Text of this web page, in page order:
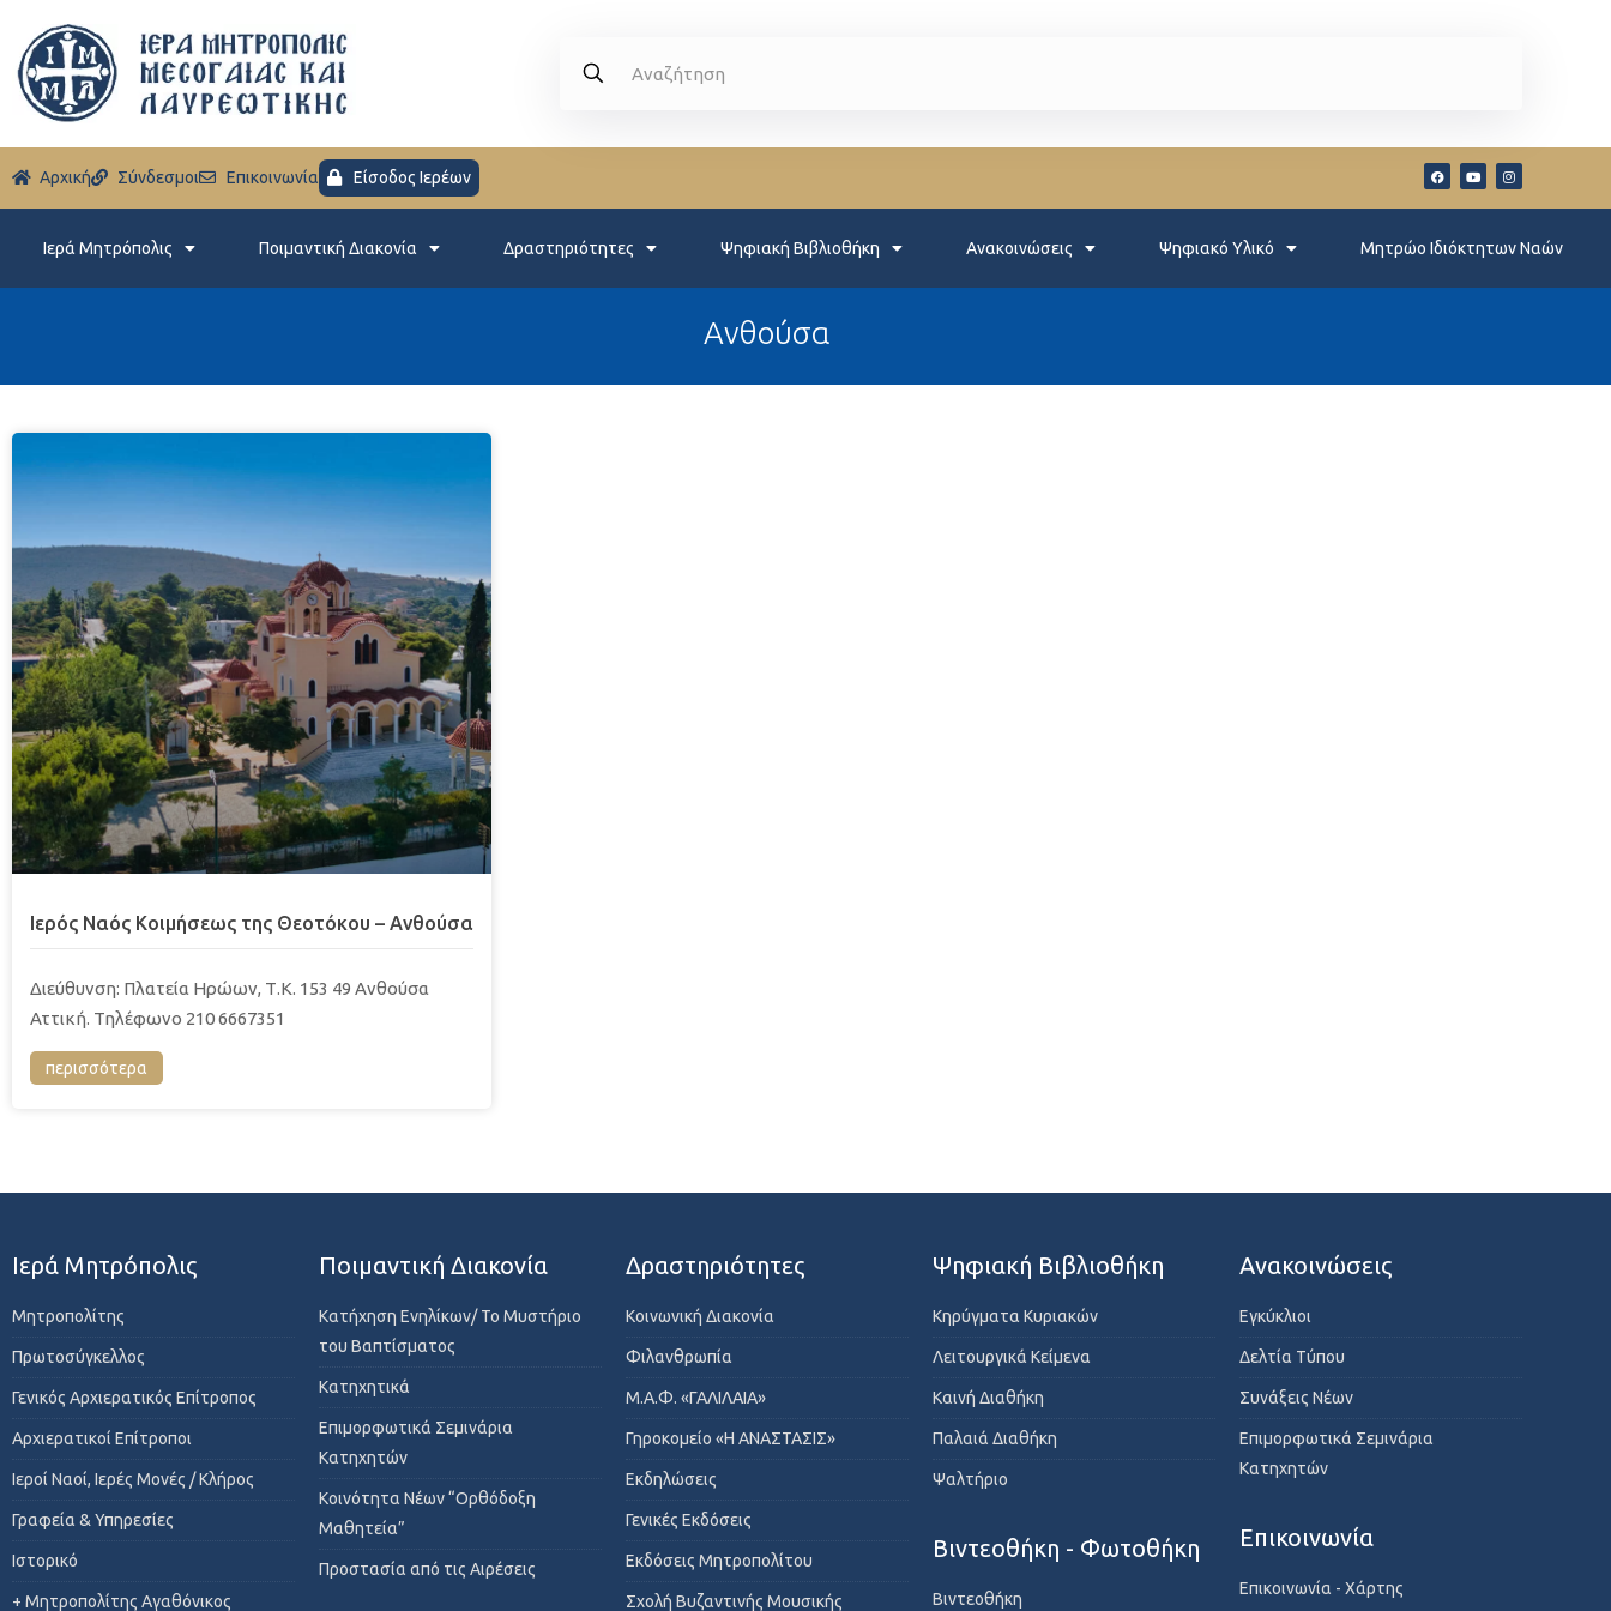
Aρχική Σύνδεσμοι Eπικοινωνία Είσοδος Ιερέων
Ιερά Μητρόπολις Ποιμαντική Διακονία Δραστηριότητες Ψηφιακή Βιβλιοθήκη Ανακοινώσεις Ψηφιακό Υλικό Μητρώο Ιδιόκτητων Ναών
Ανθούσα
Ιερός Ναός Κοιμήσεως της Θεοτόκου – Ανθούσα
Διεύθυνση: Πλατεία Ηρώων, Τ.Κ. 153 49 Ανθούσα
Αττική. Τηλέφωνο 210 6667351
περισσότερα
Ιερά Μητρόπολις
Μητροπολίτης
Πρωτοσύγκελλος
Γενικός Αρχιερατικός Επίτροπος
Αρχιερατικοί Επίτροποι
Ιεροί Ναοί, Ιερές Μονές / Κλήρος
Γραφεία & Υπηρεσίες
Ιστορικό
+ Μητροπολίτης Αγαθόνικος
Ποιμαντική Διακονία
Κατήχηση Ενηλίκων/ Το Μυστήριο
του Βαπτίσματος
Κατηχητικά
Επιμορφωτικά Σεμινάρια
Κατηχητών
Κοινότητα Νέων “Ορθόδοξη
Μαθητεία”
Προστασία από τις Αιρέσεις
Δραστηριότητες
Κοινωνική Διακονία
Φιλανθρωπία
Μ.Α.Φ. «ΓΑΛΙΛΑΙΑ»
Γηροκομείο «Η ΑΝΑΣΤΑΣΙΣ»
Εκδηλώσεις
Γενικές Εκδόσεις
Εκδόσεις Μητροπολίτου
Σχολή Βυζαντινής Μουσικής
Ψηφιακή Βιβλιοθήκη
Κηρύγματα Κυριακών
Λειτουργικά Κείμενα
Καινή Διαθήκη
Παλαιά Διαθήκη
Ψαλτήριο
Βιντεοθήκη - Φωτοθήκη
Βιντεοθήκη
Ανακοινώσεις
Εγκύκλιοι
Δελτία Τύπου
Συνάξεις Νέων
Επιμορφωτικά Σεμινάρια
Κατηχητών
Επικοινωνία
Επικοινωνία - Χάρτης